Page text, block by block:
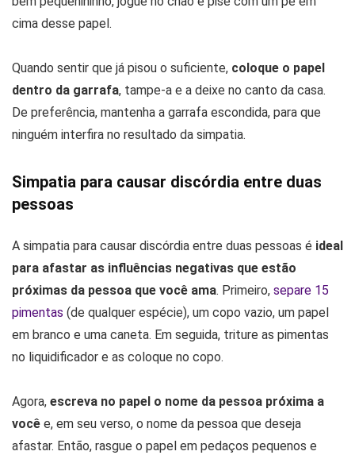
cima desse papel.
Quando sentir que já pisou o suficiente, coloque o papel
dentro da garrafa, tampe-a e a deixe no canto da casa.
De preferência, mantenha a garrafa escondida, para que
ninguém interfira no resultado da simpatia.
Simpatia para causar discórdia entre duas
pessoas
A simpatia para causar discórdia entre duas pessoas é ideal
para afastar as influências negativas que estão
próximas da pessoa que você ama. Primeiro, separe 15
pimentas (de qualquer espécie), um copo vazio, um papel
em branco e uma caneta. Em seguida, triture as pimentas
no liquidificador e as coloque no copo.
Agora, escreva no papel o nome da pessoa próxima a
você e, em seu verso, o nome da pessoa que deseja
afastar. Então, rasgue o papel em pedaços pequenos e